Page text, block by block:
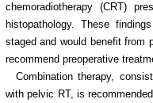
chemoradiotherapy (CRT)
histopathology. These
staged and would benefit from
recommend preoperative
Combination therapy,
with pelvic RT, is